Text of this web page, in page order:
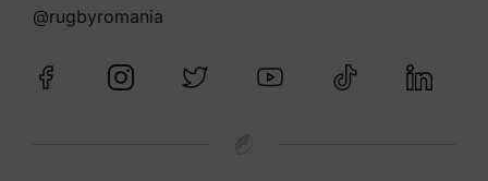
@rugbyromania